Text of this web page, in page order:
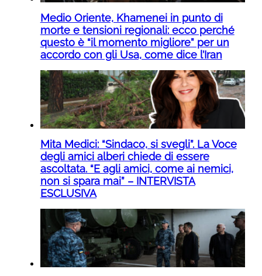
Medio Oriente, Khamenei in punto di
morte e tensioni regionali: ecco perché
questo è “il momento migliore” per un
accordo con gli Usa, come dice l’Iran
Mita Medici: “Sindaco, si svegli”. La Voce
degli amici alberi chiede di essere
ascoltata. “E agli amici, come ai nemici,
non si spara mai” – INTERVISTA
ESCLUSIVA